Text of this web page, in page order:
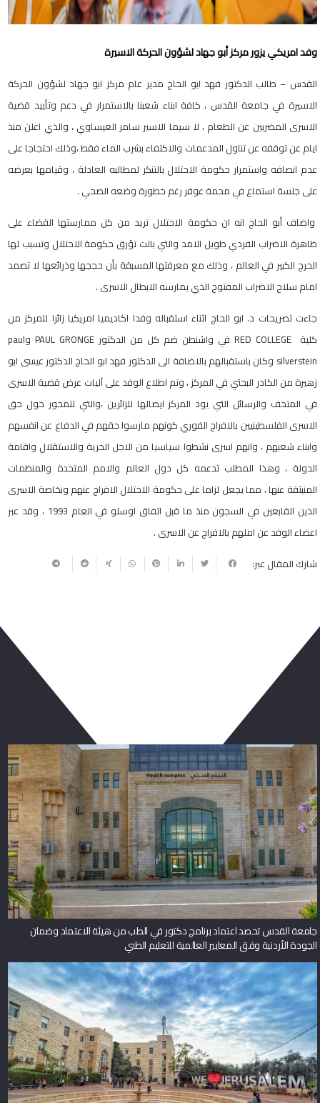
وفد امريكي يزور مركز أبو جهاد لشؤون الحركة الاسيرة
القدس – طالب الدكتور فهد ابو الحاج مدير عام مركز ابو جهاد لشؤون الحركة
الاسيرة في جامعة القدس ، كافة ابناء شعبنا بالاستمرار في دعم وتأييد قضية
الاسرى المضربين عن الطعام ، لا سيما الاسير سامر العيساوي ، والذي اعلن منذ
ايام عن توقفه عن تناول المدعمات والاكتفاء بشرب الماء فقط ،وذلك احتجاجا على
عدم انصافه واستمرار حكومة الاحتلال بالتنكر لمطالبه العادلة ، وقيامها بعرضه
على جلسة استماع في محمة عوفر رغم خطورة وضعه الصحي .
واضاف أبو الحاج انه ان حكومة الاحتلال تريد من كل ممارستها القضاء على
ظاهرة الاضراب الفردي طويل الامد والتي باتت تؤرق حكومة الاحتلال وتسبب لها
الحرج الكبير في العالم ، وذلك مع معرفتها المسبقة بأن حججها وذرائعها لا تصمد
امام سلاح الاضراب المفتوح الذي يمارسه الابطال الاسرى .
جاءت تصريحات د. ابو الحاج اثناء استقباله وفدا اكاديميا امريكيا زائرا للمركز من
كلية RED COLLEGE في واشنطن ضم كل من الدكتور PAUL GRONGEوpaul
silverstein وكان باستقبالهم بالاضافة الى الدكتور فهد ابو الحاج الدكتور عيسى ابو
زهيرة من الكادر البحثي في المركز ، وتم اطلاع الوفد على آليات عرض قضية الاسرى
في المتحف والرسائل التي يود المركز ايصالها للزائرين ،والتي تتمحور حول حق
الاسرى الفلسطينيين بالافراج الفوري كونهم مارسوا حقهم في الدفاع عن انفسهم
وابناء شعبهم ، وانهم اسرى نشطوا سياسيا من الاجل الحرية والاستقلال واقامة
الدولة ، وهذا المطلب تدعمه كل دول العالم والامم المتحدة والمنظمات
المنبثقة عنها ، مما يجعل لزاما على حكومة الاحتلال الافراج عنهم وبخاصة الاسرى
الذين القابعين في السجون منذ ما قبل اتفاق اوسلو في العام 1993 ، وقد عبر
اعضاء الوفد عن املهم بالافراج عن الاسرى .
شارك المقال عبر:
جامعة القدس تحصد اعتماد برنامج دكتور في الطب من هيئة الاعتماد وضمان
الجودة الأردنية وفق المعايير العالمية للتعليم الطبي